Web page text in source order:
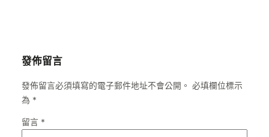
發佈留言
發佈留言必須填寫的電子郵件地址不會公開。 必填欄位標示
為 *
留言 *